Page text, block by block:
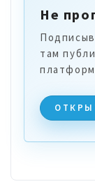
Не
там